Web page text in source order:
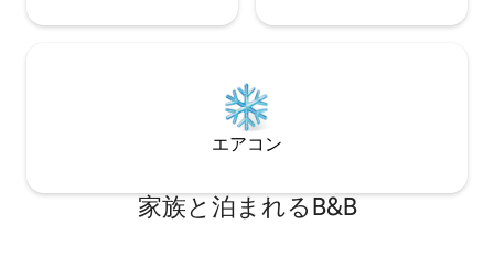
エアコン
家族と泊まれるB&B